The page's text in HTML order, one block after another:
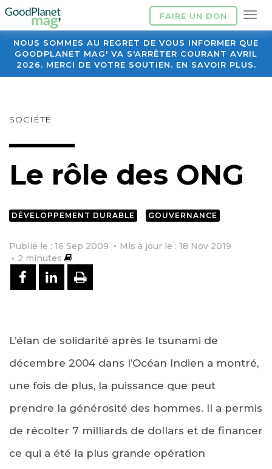
FAIRE UN DON
NOUS SOMMES AU REGRET DE VOUS INFORMER QUE
GOODPLANET MAG' VA S'ARRÊTER COURANT AVRIL
2026. MERCI DE VOTRE SOUTIEN. EN SAVOIR PLUS.
SOCIÉTÉ
Le rôle des ONG
DÉVELOPPEMENT DURABLE GOUVERNANCE
Publié le : 16 Sep 2009
Mis à jour le : 18 Nov 2019
2 minutes
PARTAGER SUR FACEBOOK
PARTAGER SUR LINKEDIN
IMPRIMER
L’élan de solidarité après le tsunami de
décembre 2004 dans l’Océan Indien a montré,
une fois de plus, la puissance que peut
prendre la générosité des hommes. Il a permis
de récolter 7 milliards de dollars et de financer
ce qui a été la plus grande opération